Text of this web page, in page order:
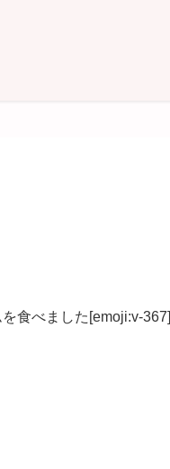
食べました[emoji:v-367]